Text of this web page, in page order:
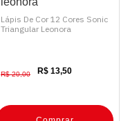
Lápis De Cor 12 Cores Sonic
Triangular Leonora
R$ 20,00 R$ 13,50